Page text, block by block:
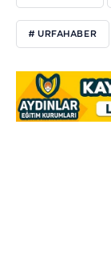
# URFAHABER